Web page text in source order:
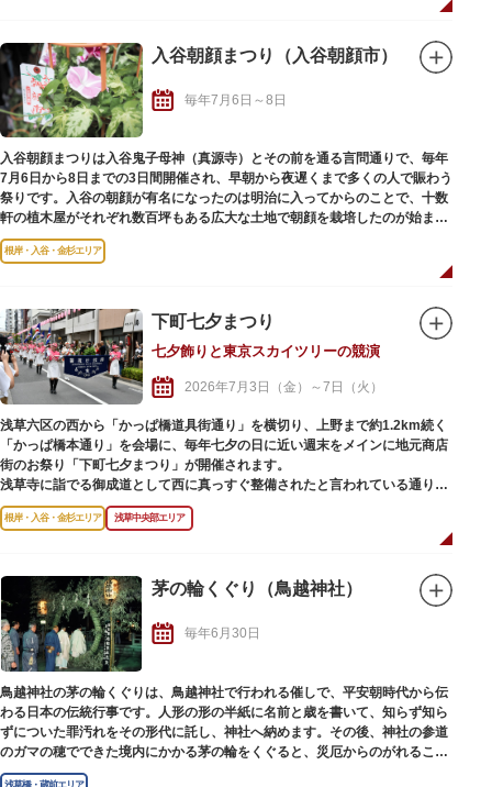
特別な日。「四万六千日」と呼ばれる7月10日とその前日が、参拝者で賑わ
ほおずき市でしか手に入らない祈祷札「黄札」や「雷除札」もお見逃しな
く！
入谷朝顔まつり（入谷朝顔市）
毎年7月6日～8日
入谷朝顔まつりは入谷鬼子母神（真源寺）とその前を通る言問通りで、毎年
7月6日から8日までの3日間開催され、早朝から夜遅くまで多くの人で賑わう
祭りです。入谷の朝顔が有名になったのは明治に入ってからのことで、十数
軒の植木屋がそれぞれ数百坪もある広大な土地で朝顔を栽培したのが始まり
です。
入谷鬼子母神に隣接するさかもと朝顔広場では、「ふるさと交流物産展」が
根岸・入谷・金杉エリア
下町七夕まつり
七夕飾りと東京スカイツリーの競演
2026年7月3日（金）～7日（火）
浅草六区の西から「かっぱ橋道具街通り」を横切り、上野まで約1.2km続く
「かっぱ橋本通り」を会場に、毎年七夕の日に近い週末をメインに地元商店
街のお祭り「下町七夕まつり」が開催されます。
浅草寺に詣でる御成道として西に真っすぐ整備されたと言われている通りは
七夕飾りで彩られ、正面に見える東京スカイツリーとの競演を写真に収める
人も。
上野から浅草へ大人数が練り歩くパレードに始まり、流し踊りや路上パフォ
いごとを書いて飾ることができる笹竹も設置され、多くの人で賑わいます。
夜は商店街の雰囲気が一変、ライトアップされた東京スカイツリーを背景
に、ライトに照らされきらきら輝く七夕飾りの幻想的な光景が広がります。
根岸・入谷・金杉エリア 浅草中央部エリア
茅の輪くぐり（鳥越神社）
毎年6月30日
鳥越神社の茅の輪くぐりは、鳥越神社で行われる催しで、平安朝時代から伝
わる日本の伝統行事です。人形の形の半紙に名前と歳を書いて、知らず知ら
ずについた罪汚れをその形代に託し、神社へ納めます。その後、神社の参道
のガマの穂でできた境内にかかる茅の輪をくぐると、災厄からのがれること
ができ、福徳があるといわれています。
浅草橋・蔵前エリア